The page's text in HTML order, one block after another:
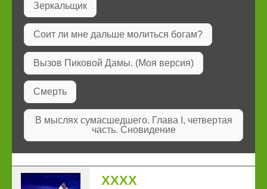
Зеркальщик
Соит ли мне дальше молиться богам?
Вызов Пиковой Дамы. (Моя версия)
Смерть
В мыслях сумасшедшего. Глава I, четвертая
часть. Сновидение
ХХХХ